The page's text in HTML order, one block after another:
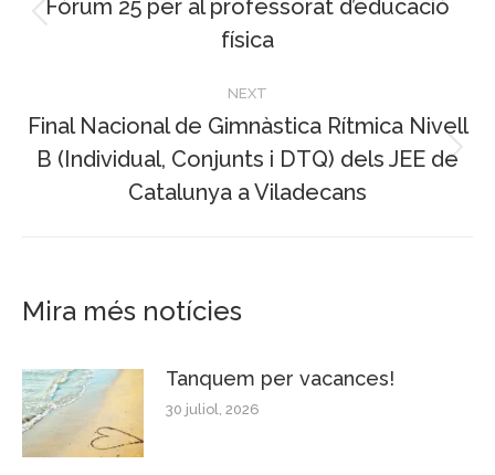
post:
Fòrum 25 per al professorat d’educació
física
NEXT
Next
post:
Final Nacional de Gimnàstica Rítmica Nivell
B (Individual, Conjunts i DTQ) dels JEE de
Catalunya a Viladecans
Mira més notícies
Tanquem per vacances!
30 juliol, 2026